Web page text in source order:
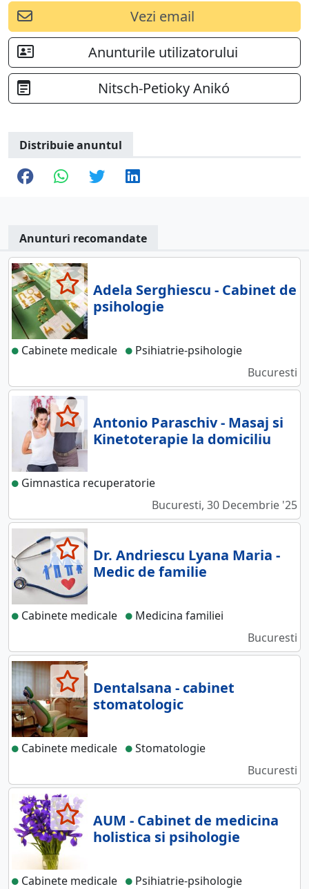
Vezi email
Anunturile utilizatorului
Nitsch-Petioky Anikó
Distribuie anuntul
Anunturi recomandate
Adela Serghiescu - Cabinet de
psihologie
Cabinete medicale
Psihiatrie-psihologie
Bucuresti
Antonio Paraschiv - Masaj si
Kinetoterapie la domiciliu
Gimnastica recuperatorie
Bucuresti, 30 Decembrie '25
Dr. Andriescu Lyana Maria -
Medic de familie
Cabinete medicale
Medicina familiei
Bucuresti
Dentalsana - cabinet
stomatologic
Cabinete medicale
Stomatologie
Bucuresti
AUM - Cabinet de medicina
holistica si psihologie
Cabinete medicale Psihiatrie-psihologie